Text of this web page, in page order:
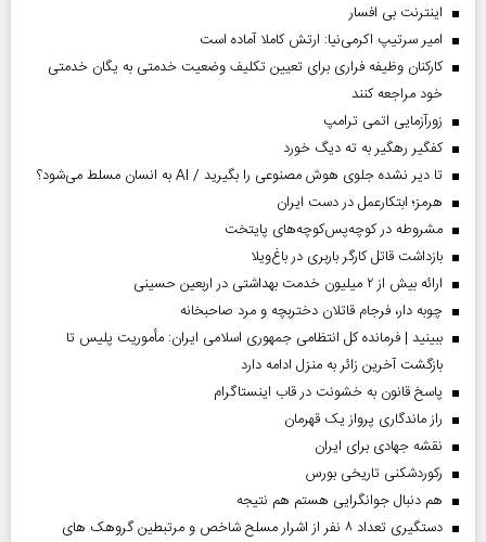
اینترنت بی افسار
امیر سرتیپ اکرمی‌نیا: ارتش کاملا آماده است
کارکنان وظیفه فراری برای تعیین تکلیف وضعیت خدمتی به یگان خدمتی
خود مراجعه کنند
زورآزمایی اتمی ترامپ
کفگیر رهگیر به ته دیگ خورد
تا دیر نشده جلوی هوش مصنوعی را بگیرید / AI به انسان مسلط می‌شود؟
هرمز؛ ابتکارعمل در دست ایران
مشروطه در کوچه‌پس‌کوچه‌های پایتخت
بازداشت قاتل کارگر باربری در باغ‌ویلا
ارائه بیش از ۲ میلیون خدمت بهداشتی در اربعین حسینی
چوبه دار، فرجام قاتلان دختربچه و مرد صاحبخانه
ببینید | فرمانده کل انتظامی جمهوری اسلامی ایران­: مأموریت پلیس تا
بازگشت آخرین زائر به منزل ادامه دارد
پاسخ قانون به خشونت در قاب اینستاگرام
راز ماندگاری پرواز یک قهرمان
نقشه جهادی برای ایران
رکوردشکنی تاریخی بورس
هم دنبال جوانگرایی هستم هم نتیجه
دستگیری تعداد ۸ نفر از اشرار مسلح شاخص و مرتبطین گروهک های